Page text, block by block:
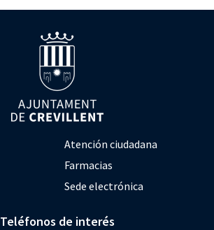
Atención ciudadana
Farmacias
Sede electrónica
Teléfonos de interés